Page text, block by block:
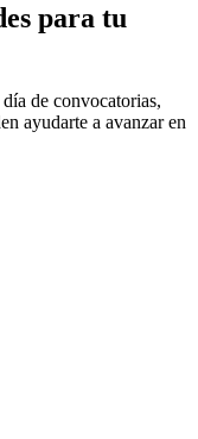
para tu
de convocatorias,
ayudarte a avanzar en